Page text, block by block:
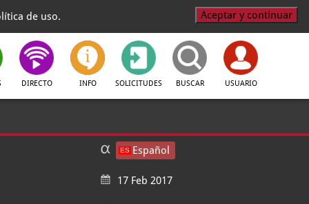
de uso. Aceptar y continuar
DIRECTO INFO SOLICITUDES BUSCAR USUARIO
Español
17 Feb 2017